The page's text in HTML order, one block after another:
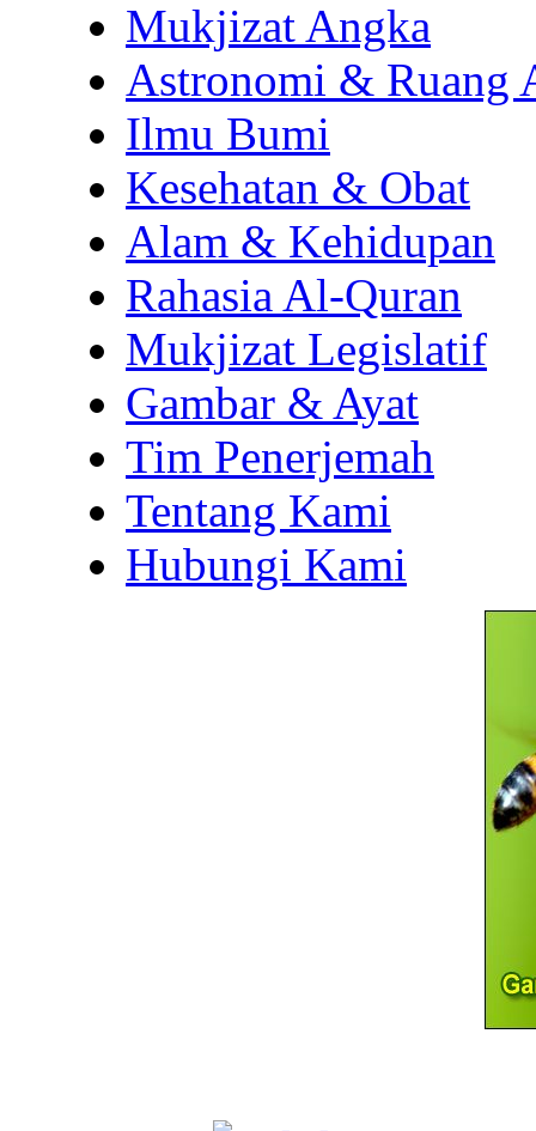
Mukjizat Angka
Astronomi & Ruang
Ilmu Bumi
Kesehatan & Obat
Alam & Kehidupan
Rahasia Al-Quran
Mukjizat Legislatif
Gambar & Ayat
Tim Penerjemah
Tentang Kami
Hubungi Kami